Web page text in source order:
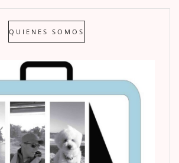
QUIENES SOMOS